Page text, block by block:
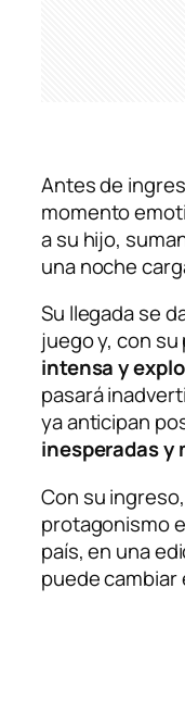
Antes de
momento
a su hijo,
una noche
Su llegada se
juego y, con
intensa y
pasará
ya anticipan
inesperadas y
Con su
protagonismo
país, en una
puede cambiar